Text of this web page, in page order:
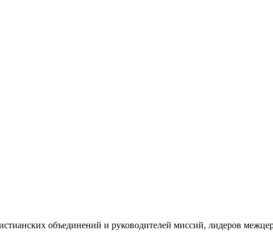
объединений и руководителей миссий, лидеров